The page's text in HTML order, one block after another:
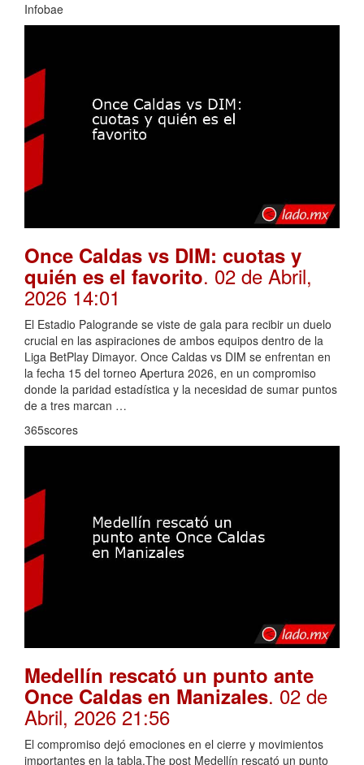
Infobae
Once Caldas vs DIM: cuotas y
quién es el favorito. 02 de Abril,
2026 14:01
El Estadio Palogrande se viste de gala para recibir un duelo
crucial en las aspiraciones de ambos equipos dentro de la
Liga BetPlay Dimayor. Once Caldas vs DIM se enfrentan en
la fecha 15 del torneo Apertura 2026, en un compromiso
donde la paridad estadística y la necesidad de sumar puntos
de a tres marcan …
365scores
Medellín rescató un punto ante
Once Caldas en Manizales. 02 de
Abril, 2026 21:56
El compromiso dejó emociones en el cierre y movimientos
importantes en la tabla.The post Medellín rescató un punto